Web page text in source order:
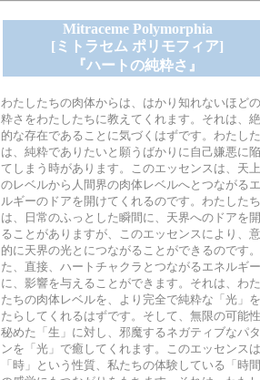
Mitraceme Polymorphia
[ミトラセム ポリモフィア]
『ハートの純粋さ』
わたしたちの肉体からは、はかり知れないほど
粋さをわたしたちに教えてくれます。それは、
的な存在であることに気づくはずです。わたし
は、純粋でありたいと願うばかりに自己嫌悪に
てしまう時があります。このエッセンスは、天
のレベルから人間界の肉体レベルへとつながる
ルギーのドアを開けてくれるのです。わたしたち
は、日常のふっとした瞬間に、天界へのドアを
ることがありますが、このエッセンスにより、
的に天界の光とにつながることができるのです
た、直接、ハートチャクラとつながるエネルギー
に、影響を与えることができます。それは、わ
たちの肉体レベルを、より完全で純粋な「光」
たらしてくれるはずです。そして、無限の可能
秘めた「生」に対し、邪魔するネガティブなパ
ンを「光」で癒してくれます。このエッセンスは
「時」という性質、私たちの体験している「時間